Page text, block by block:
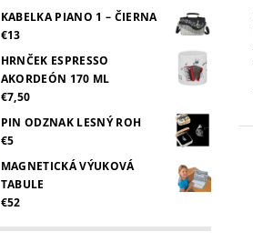
KABELKA PIANO 1 – ČIERNA
€13
HRNČEK ESPRESSO
AKORDEÓN 170 ML
€7,50
PIN ODZNAK LESNÝ ROH
€5
MAGNETICKÁ VÝUKOVÁ
TABULE
€52